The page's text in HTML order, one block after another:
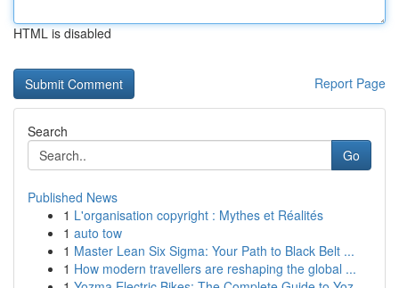
HTML is disabled
Report Page
Search
Go
Published News
1 L'organisation copyright : Mythes et Réalités
1 auto tow
1 Master Lean Six Sigma: Your Path to Black Belt ...
1 How modern travellers are reshaping the global ...